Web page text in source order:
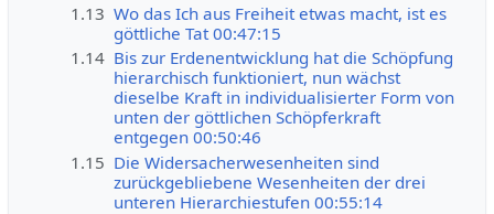
1.13 Wo das Ich aus Freiheit etwas macht, ist es
göttliche Tat 00:47:15
1.14 Bis zur Erdenentwicklung hat die Schöpfung
hierarchisch funktioniert, nun wächst
dieselbe Kraft in individualisierter Form von
unten der göttlichen Schöpferkraft
entgegen 00:50:46
1.15 Die Widersacherwesenheiten sind
zurückgebliebene Wesenheiten der drei
unteren Hierarchiestufen 00:55:14